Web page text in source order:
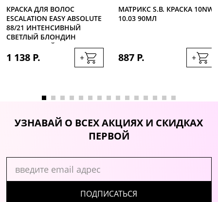
КРАСКА ДЛЯ ВОЛОС
ESCALATION EASY ABSOLUTE
88/21 ИНТЕНСИВНЫЙ
СВЕТЛЫЙ БЛОНДИН
ПЛАТИНОВЫЙ, 60МЛ
1 138 Р. +
МАТРИКС S.B. КРАСКА 10NW
10.03 90МЛ
887 Р. +
УЗНАВАЙ О ВСЕХ АКЦИЯХ И СКИДКАХ
ПЕРВОЙ
ПОДПИСАТЬСЯ